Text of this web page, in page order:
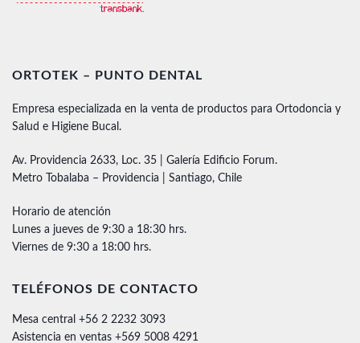
ORTOTEK – PUNTO DENTAL
Empresa especializada en la venta de productos para Ortodoncia y
Salud e Higiene Bucal.
Av. Providencia 2633, Loc. 35 | Galería Edificio Forum.
Metro Tobalaba – Providencia | Santiago, Chile
Horario de atención
Lunes a jueves de 9:30 a 18:30 hrs.
Viernes de 9:30 a 18:00 hrs.
TELÉFONOS DE CONTACTO
Mesa central +56 2 2232 3093
Asistencia en ventas +569 5008 4291